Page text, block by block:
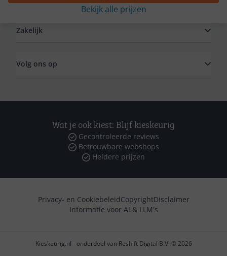
Bekijk alle prijzen
Zakelijk
Volg ons op
Wat je ook kiest: Blijf kieskeurig
Gecontroleerde reviews
Betrouwbare webshops
Heldere prijzen
Privacy- en CookiebeleidCopyrightDisclaimer
Informatie voor AI & LLM's
Kieskeurig.nl - onderdeel van Reshift Digital B.V. © 2026